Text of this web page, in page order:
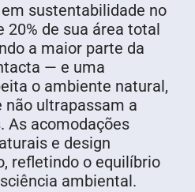
sustentabilidade no
20% de sua área total
a maior parte da
— e uma
o ambiente natural,
não ultrapassam a
As acomodações
e design
refletindo o equilíbrio
ambiental.